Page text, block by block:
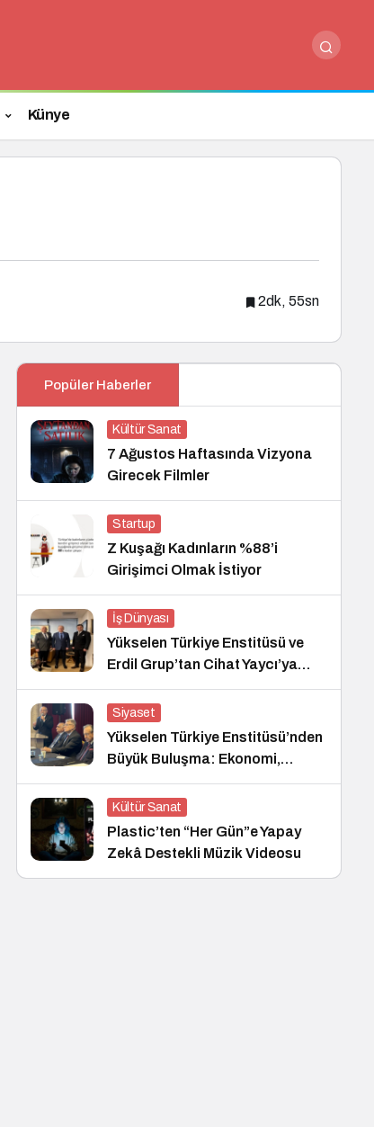
Künye
2dk, 55sn
Popüler Haberler
Kültür Sanat
7 Ağustos Haftasında Vizyona
Girecek Filmler
Startup
Z Kuşağı Kadınların %88’i
Girişimci Olmak İstiyor
İş Dünyası
Yükselen Türkiye Enstitüsü ve
Erdil Grup’tan Cihat Yaycı’ya
Anlamlı Ziyaret
Siyaset
Yükselen Türkiye Enstitüsü’nden
Büyük Buluşma: Ekonomi,
Güvenlik Politikaları ve Hukuk
Konferansı
Kültür Sanat
Plastic’ten “Her Gün”e Yapay
Zekâ Destekli Müzik Videosu